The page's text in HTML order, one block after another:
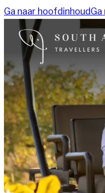
Ga naar hoofdinhoud